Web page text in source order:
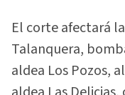
El corte afectará
Talanquera,
aldea Los Pozos,